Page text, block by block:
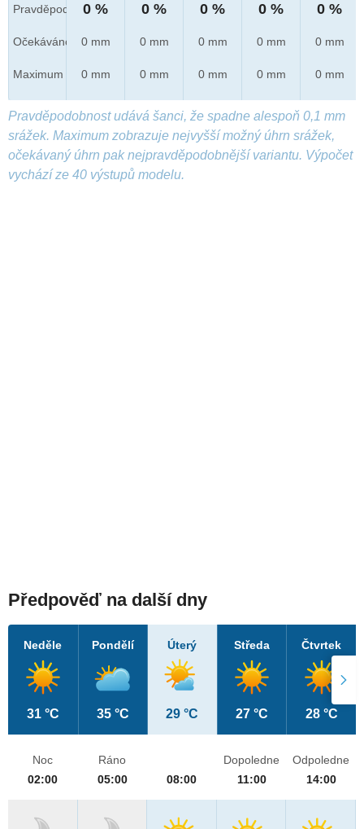
Pravděpod.
Očekáváno
Maximum
0 %
0 mm
0 mm
0 %
0 mm
0 mm
0 %
0 mm
0 mm
0 %
0 mm
0 mm
0 %
0 mm
0 mm
Pravděpodobnost udává šanci, že spadne alespoň 0,1 mm
srážek. Maximum zobrazuje nejvyšší možný úhrn srážek,
očekávaný úhrn pak nejpravděpodobnější variantu. Výpočet
vychází ze 40 výstupů modelu.
Předpověď na další dny
Neděle
31 °C
Pondělí
35 °C
Úterý
29 °C
Středa
27 °C
Čtvrtek
28 °C
Noc
02:00
Ráno
05:00
08:00
Dopoledne
11:00
Odpoledne
14:00